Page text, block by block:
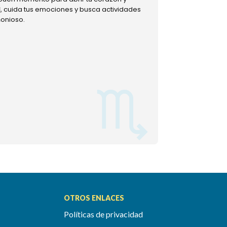
cuida tus emociones y busca actividades
OTROS ENLACES
Políticas de privacidad